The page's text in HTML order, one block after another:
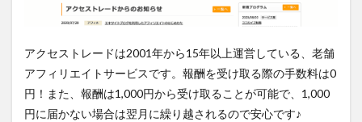
アクセストレードは2001年から15年以上運営している、老舗
アフィリエイトサービスです。報酬を受け取る際の手数料は0
円！また、報酬は1,000円から受け取ることが可能で、1,000
円に届かない場合は翌月に繰り越されるので安心です♪